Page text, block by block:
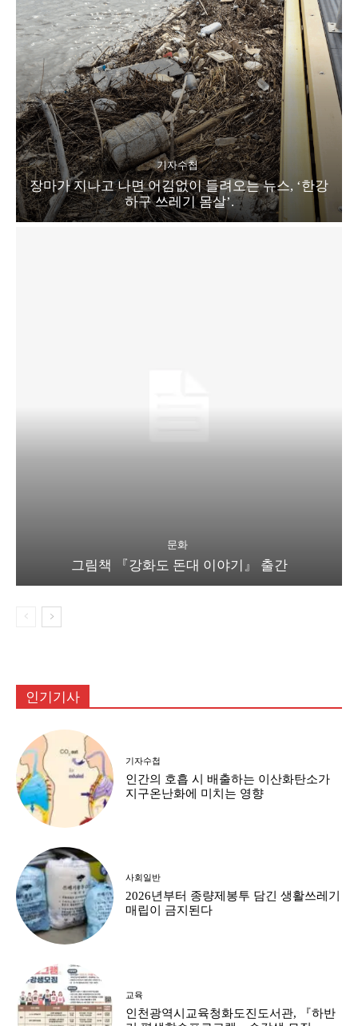
기자수첩
장마가 지나고 나면 어김없이 들려오는 뉴스, ‘한강
하구 쓰레기 몸살’.
문화
그림책 『강화도 돈대 이야기』 출간
인기기사
기자수첩
인간의 호흡 시 배출하는 이산화탄소가
지구온난화에 미치는 영향
사회일반
2026년부터 종량제봉투 담긴 생활쓰레기
매립이 금지된다
교육
인천광역시교육청화도진도서관, 『하반